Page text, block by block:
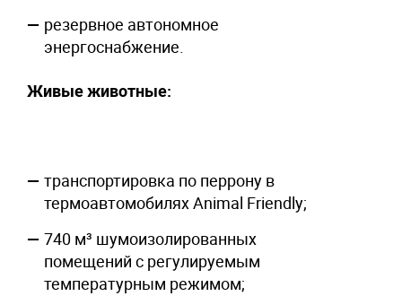
резервное автономное
энергоснабжение.
Живые животные:
транспортировка по перрону в
термоавтомобилях Animal Friendly;
740 м³ шумоизолированных
помещений с регулируемым
температурным режимом;